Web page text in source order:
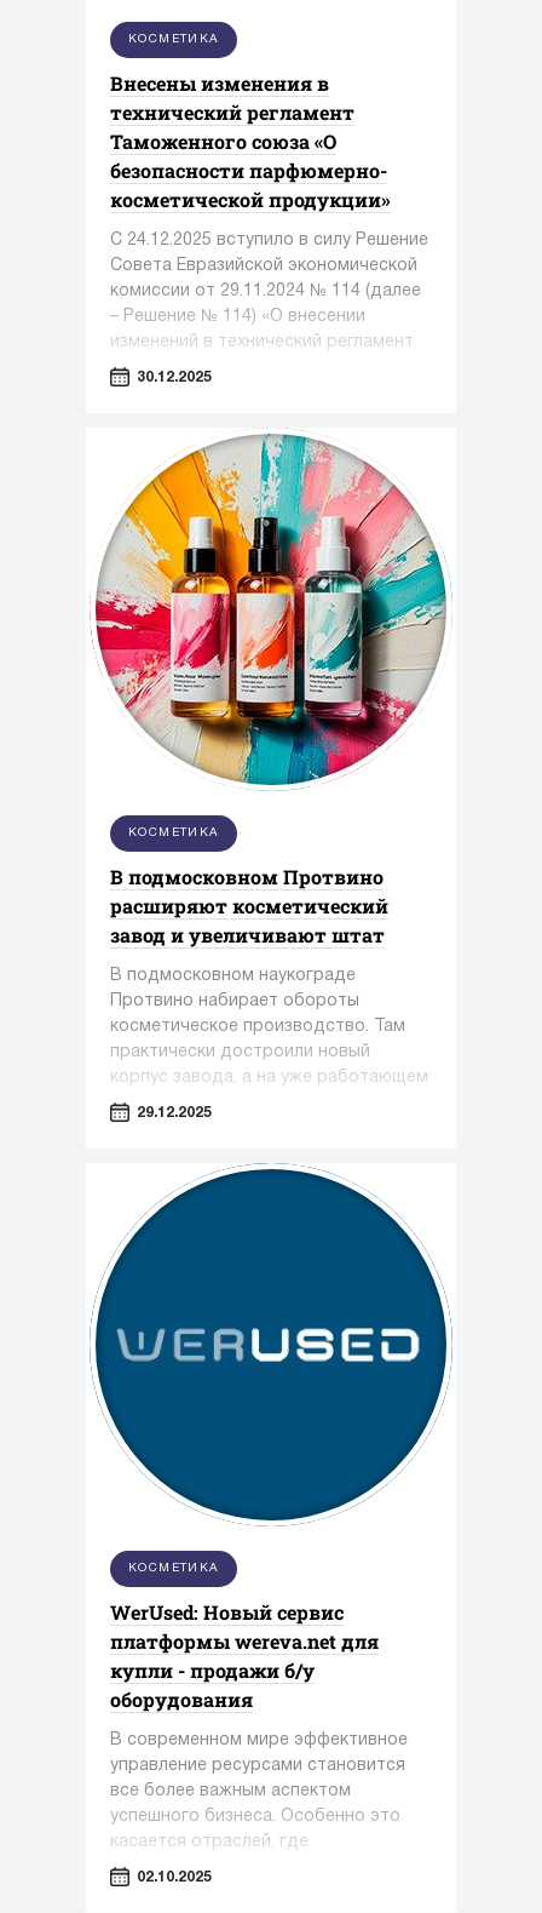
КОСМЕТИКА
Внесены изменения в
технический регламент
Таможенного союза «О
безопасности парфюмерно-
косметической продукции»
С 24.12.2025 вступило в силу Решение
Совета Евразийской экономической
комиссии от 29.11.2024 № 114 (далее
– Решение № 114) «О внесении
изменений в технический регламент
Таможенного союза «О безопасности
30.12.2025
КОСМЕТИКА
В подмосковном Протвино
расширяют косметический
завод и увеличивают штат
В подмосковном наукограде
Протвино набирает обороты
косметическое производство. Там
практически достроили новый
корпус завода, а на уже работающем
предприятии только за этот год
29.12.2025
КОСМЕТИКА
WerUsed: Новый сервис
платформы wereva.net для
купли - продажи б/у
оборудования
В современном мире эффективное
управление ресурсами становится
все более важным аспектом
успешного бизнеса. Особенно это
касается отраслей, где
оборудование играет ключевую роль
02.10.2025